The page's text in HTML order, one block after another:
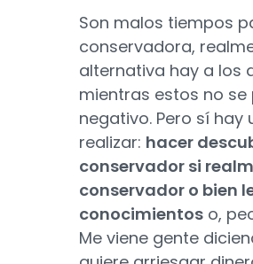
Son malos tiempos
conservadora,
alternativa hay a los
mientras estos no se
negativo. Pero sí hay
realizar: hacer
conservador si
conservador o bien
conocimientos o,
Me viene gente